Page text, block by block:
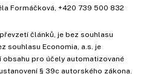
Formáčková +420 739 500 832
článků, je bez souhlasu
souhlasu Economia, a.s. je
obsahu pro účely automatizované
§ 39c autorského zákona.